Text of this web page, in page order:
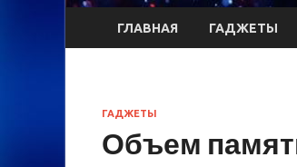
ГЛАВНАЯ ГАДЖЕТЫ
ГАДЖЕТЫ
Объем